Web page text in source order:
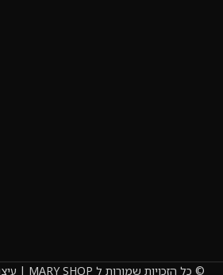
© כל הזכויות שמורות ל MARY SHOP | עיצוב ובניית אתרים OG DIGITAL